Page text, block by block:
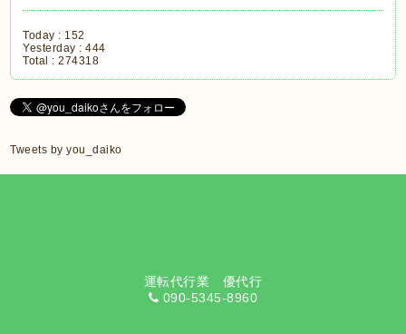
Today : 152
Yesterday :444
Total :274318
Tweets by you_daiko
運転代行業 優代行
090-5345-8960